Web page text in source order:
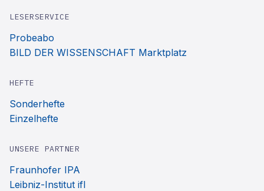
LESERSERVICE
Probeabo
BILD DER WISSENSCHAFT Marktplatz
HEFTE
Sonderhefte
Einzelhefte
UNSERE PARTNER
Fraunhofer IPA
Leibniz-Institut ifl